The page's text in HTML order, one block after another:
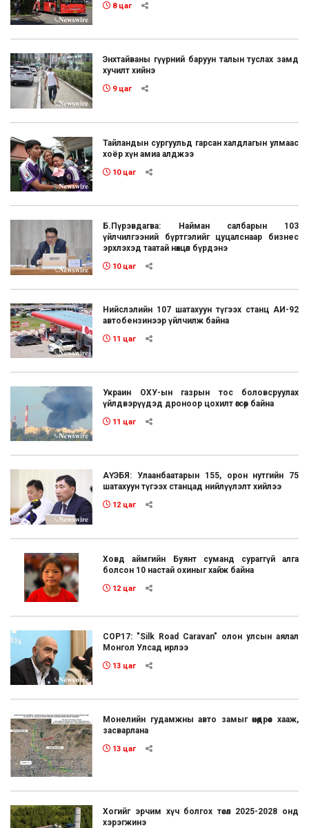
8 цаг
Энхтайваны гүүрний баруун талын туслах замд
хучилт хийнэ
9 цаг
Тайландын сургуульд гарсан халдлагын улмаас
хоёр хүн амиа алджээ
10 цаг
Б.Пүрэвдагва: Найман салбарын 103
үйлчилгээний бүртгэлийг цуцалснаар бизнес
эрхлэхэд таатай нөхцөл бүрдэнэ
10 цаг
Нийслэлийн 107 шатахуун түгээх станц АИ-92
автобензинээр үйлчилж байна
11 цаг
Украин ОХУ-ын газрын тос боловсруулах
үйлдвэрүүдэд дроноор цохилт өгсөөр байна
11 цаг
АҮЭБЯ: Улаанбаатарын 155, орон нутгийн 75
шатахуун түгээх станцад нийлүүлэлт хийлээ
12 цаг
Ховд аймгийн Буянт суманд сураггүй алга
болсон 10 настай охиныг хайж байна
12 цаг
COP17: "Silk Road Caravan" олон улсын аялал
Монгол Улсад ирлээ
13 цаг
Монелийн гудамжны авто замыг өнөөдрөөс хааж,
засварлана
13 цаг
Хогийг эрчим хүч болгох төсөл 2025-2028 онд
хэрэгжинэ